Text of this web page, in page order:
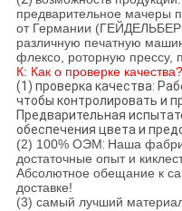
предварительное мачеры
от Германии
различную печатную
флексо, роторную прессу,
К: Как о проверке качества?
(1) проверка качества:
чтобы контролировать и
Предварительная
обеспечения цвета и
(2) 100% ОЭМ: Наша
достаточные опыт и
Абсолютное обещание к
доставке!
(3) самый лучший